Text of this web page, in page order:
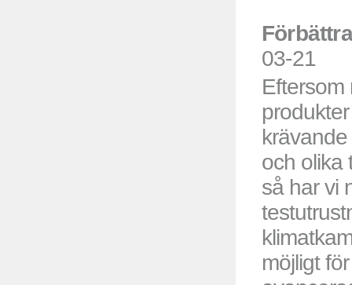
03-21
Eftersom
och olika
så har vi
möjligt